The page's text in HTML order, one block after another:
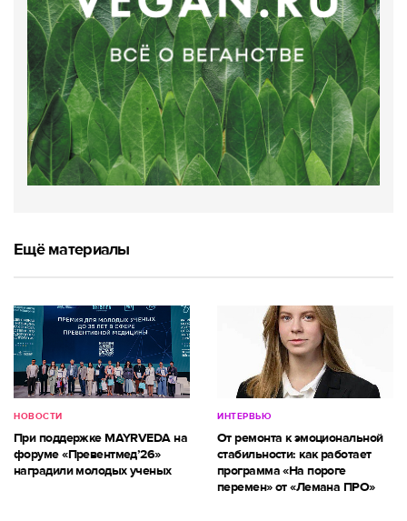
Ещё материалы
НОВОСТИ
При поддержке MAYRVEDA на
форуме «Превентмед’26»
наградили молодых ученых
ИНТЕРВЬЮ
От ремонта к эмоциональной
стабильности: как работает
программа «На пороге
перемен» от «Лемана ПРО»